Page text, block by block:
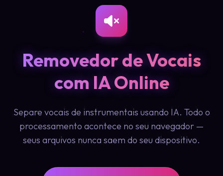
Removedor de Vocais
com IA Online
Separe vocais de instrumentais usando IA. Todo o
processamento acontece no seu navegador —
seus arquivos nunca saem do seu dispositivo.